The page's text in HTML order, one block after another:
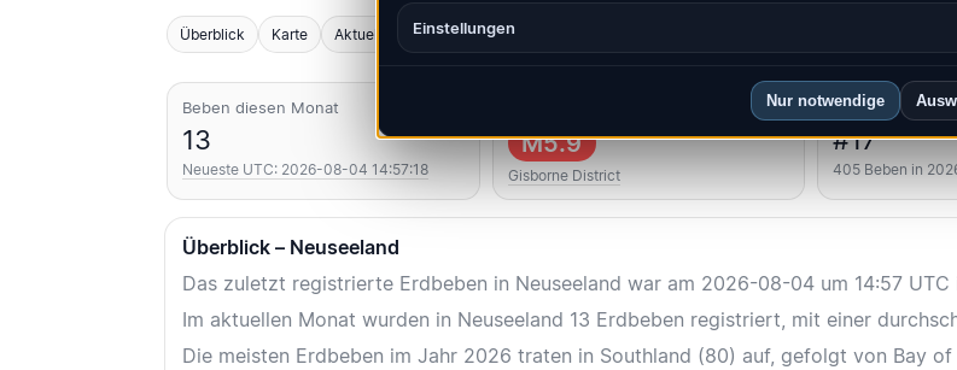
Einstellungen
Nur notwendige
Überblick Karte Aktuell Diagramme Top-Regionen
Beben diesen Monat
13
Neueste UTC: 2026-08-04 14:57:18
M5.9
Gisborne District
Länderrang
#17
405 Beben in
Überblick – Neuseeland
Das zuletzt registrierte Erdbeben in Neuseeland war am 2026-08-04 um 14:57
Im aktuellen Monat wurden in Neuseeland 13 Erdbeben registriert, mit einer
Die meisten Erdbeben im Jahr 2026 traten in Southland (80) auf, gefolgt von Bay of